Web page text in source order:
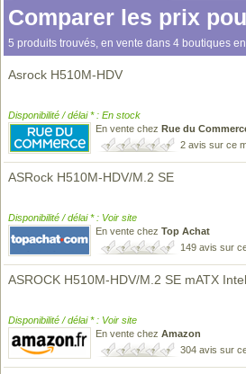
Comparer les prix
5 produits trouvés, en vente dans 4 boutiques
Asrock H510M-HDV
Disponibilité / délai * : En stock
En vente chez Rue du
2 avis sur ce
ASRock H510M-HDV/M.2 SE
Disponibilité / délai * : Voir site
En vente chez Top Achat
149 avis sur
ASROCK H510M-HDV/M.2 SE mATX
Disponibilité / délai * : Voir site
En vente chez Amazon
304 avis sur